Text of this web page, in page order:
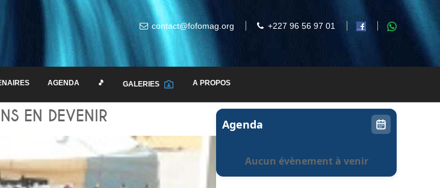
contact@fofomag.org +227 96 56 97 01
AGENDA 🎵 GALERIES A PROPOS
EN DEVENIR Agenda
Aucun évènement à venir